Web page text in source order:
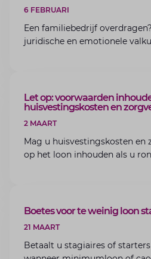
6 FEBRUARI
Een familiebedrijf
juridische en emotionele
ARTIKEL
Let op: voorwaarden
huisvestingskosten en
2 MAART
Mag u huisvestingskosten en
op het loon inhouden als u
ARTIKEL
Boetes voor te weinig loon
21 MAART
Betaalt u stagiaires of